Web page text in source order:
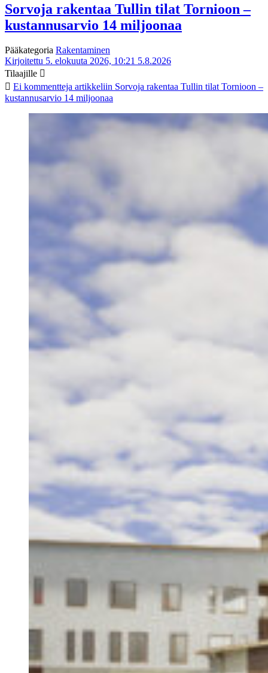
Sorvoja rakentaa Tullin tilat Tornioon –
kustannusarvio 14 miljoonaa
Pääkategoria Rakentaminen
Kirjoitettu 5. elokuuta 2026, 10:21 5.8.2026
Tilaajille
Ei kommentteja artikkeliin Sorvoja rakentaa Tullin tilat Tornioon –
kustannusarvio 14 miljoonaa